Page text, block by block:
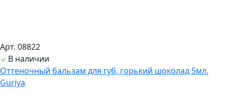
Арт. 08822
В наличии
Оттеночный бальзам для губ, горький шоколад 5мл.
Guriya